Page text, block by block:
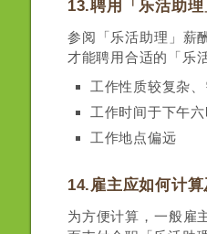
13.聘用「乐活助
参阅「乐活助理」薪
才能聘用合适的「乐
工作性质较复杂
工作时间于下午
工作地点偏远
14.雇主应如何计
为方便计算，一般雇